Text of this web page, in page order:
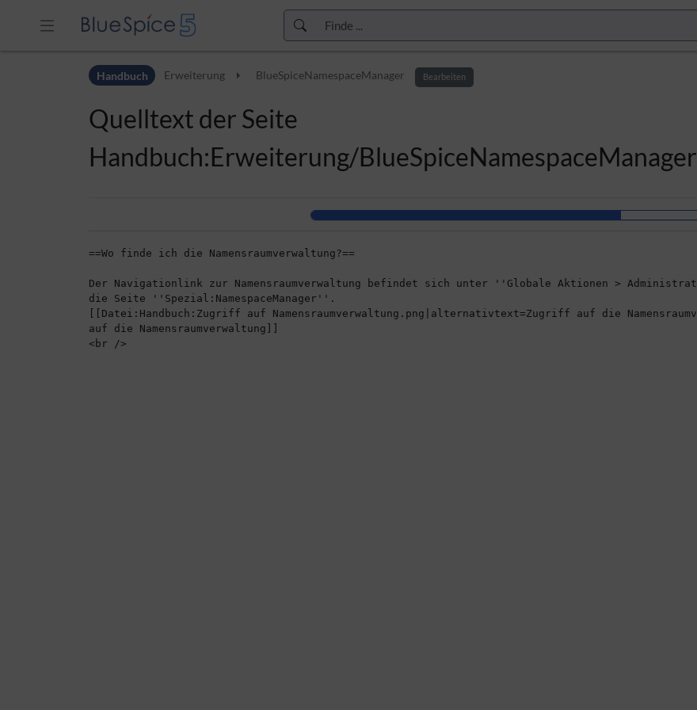
Zur Hauptnavigation
Zum Arbeitsbereich
Handbuch Erweiterung BlueSpiceNamespaceManager Bearbeiten
Quelltext der Seite
Handbuch:Erweiterung/BlueSpiceNamespaceManager